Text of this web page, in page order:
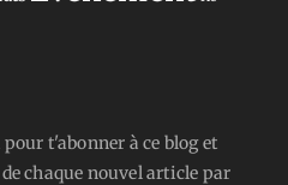
t'abonner à ce blog et
chaque nouvel article par